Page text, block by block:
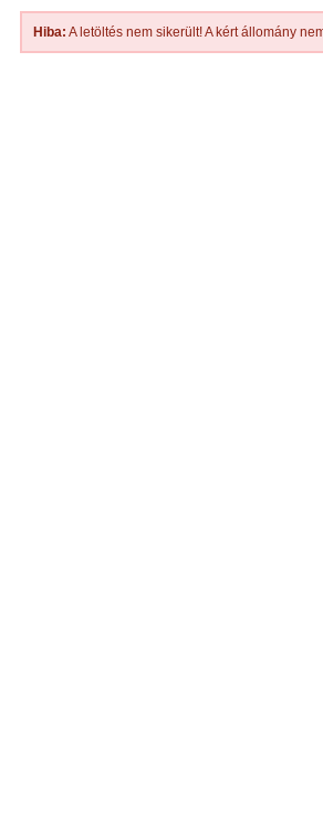
Hiba: A letöltés nem sikerült! A kért állomány